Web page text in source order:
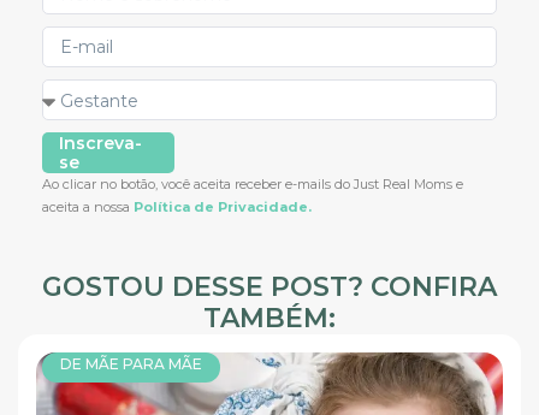
Inscreva-
se
Ao clicar no botão, você aceita receber e-mails do Just Real Moms e
aceita a nossa Política de Privacidade.
GOSTOU DESSE POST? CONFIRA
TAMBÉM:
DE MÃE PARA MÃE